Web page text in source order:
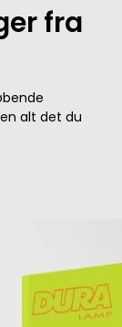
fra
alt det du